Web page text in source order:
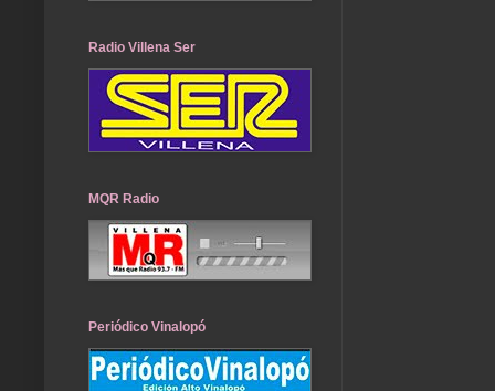
Radio Villena Ser
MQR Radio
Periódico Vinalopó